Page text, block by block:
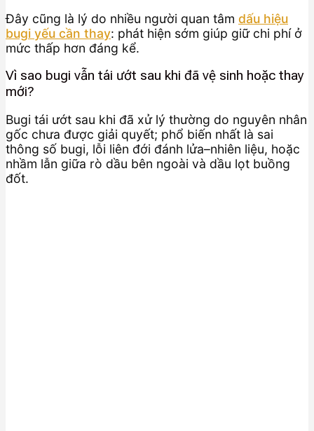
Đây cũng là lý do nhiều người quan tâm dấu hiệu
bugi yếu cần thay: phát hiện sớm giúp giữ chi phí ở
mức thấp hơn đáng kể.
Vì sao bugi vẫn tái ướt sau khi đã vệ sinh hoặc thay
mới?
Bugi tái ướt sau khi đã xử lý thường do nguyên nhân
gốc chưa được giải quyết; phổ biến nhất là sai
thông số bugi, lỗi liên đới đánh lửa–nhiên liệu, hoặc
nhầm lẫn giữa rò dầu bên ngoài và dầu lọt buồng
đốt.